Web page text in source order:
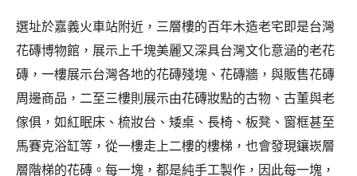
選址於嘉義火車站附近，三層樓的百年木造老宅即是台灣
花磚博物館，展示上千塊美麗又深具台灣文化意涵的老花
磚，一樓展示台灣各地的花磚殘塊、花磚牆，與販售花磚
周邊商品，二至三樓則展示由花磚妝點的古物、古董與老
傢俱，如紅眠床、梳妝台、矮桌、長椅、板凳、窗框甚至
馬賽克浴缸等，從一樓走上二樓的樓梯，也會發現鑲崁層
層階梯的花磚。每一塊，都是純手工製作，因此每一塊，